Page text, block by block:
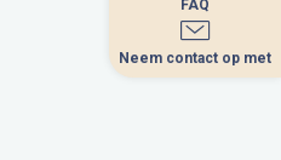
FAQ
Neem contact op met